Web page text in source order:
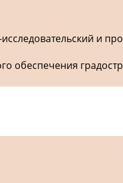
и
обеспечения